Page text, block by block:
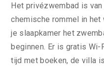
Het privézwembad is
chemische rommel in
je slaapkamer het
beginnen. Er is gratis
tijd met boeken, de villa